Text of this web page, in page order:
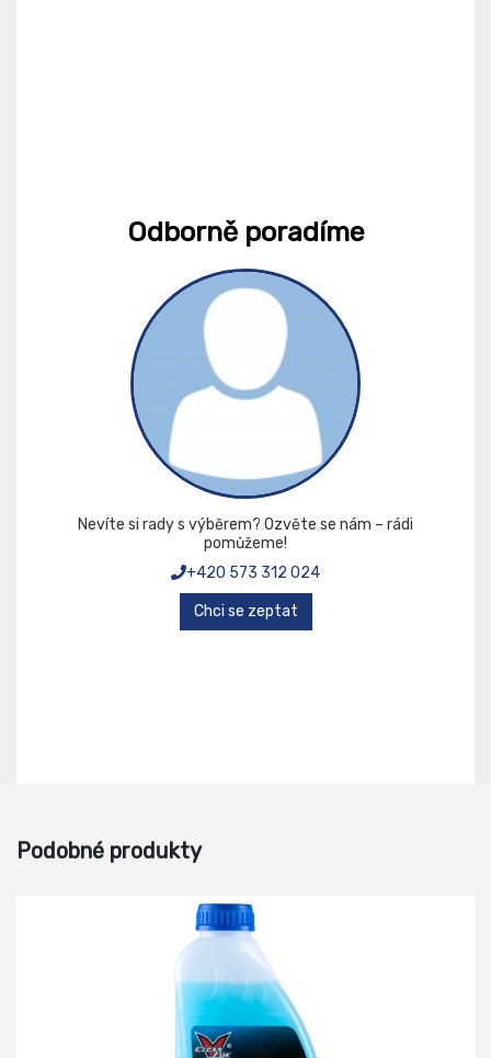
Odborně poradíme
Nevíte si rady s výběrem? Ozvěte se nám – rádi
pomůžeme!
+420 573 312 024
Chci se zeptat
Podobné produkty